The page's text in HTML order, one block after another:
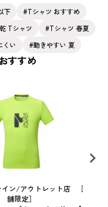
下
Tシャツ おすすめ
Tシャツ
Tシャツ 春夏
くい 動きやすい 夏
すすめ
イン/アウトレット店
舗限定］
［オン